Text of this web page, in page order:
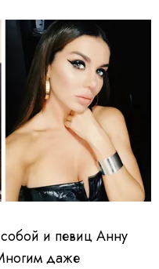
и певиц Анну
даже